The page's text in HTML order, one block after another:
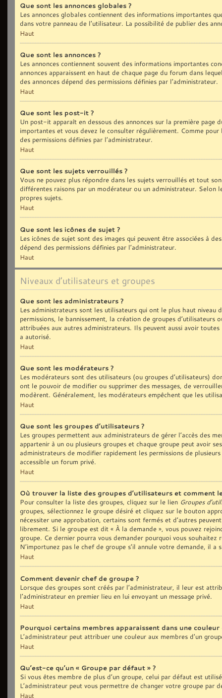
Que sont les annonces globales ?
Les annonces globales contiennent des informations importantes
dans votre panneau de l’utilisateur. La possibilité de publier des
Haut
Que sont les annonces ?
Les annonces contiennent souvent des informations importantes
annonces apparaissent en haut de chaque page du forum dans
des annonces dépend des permissions définies par l’administrateur.
Haut
Que sont les post-it ?
Un post-it apparaît en dessous des annonces sur la première
importantes et vous devez le consulter régulièrement. Comme
des permissions définies par l’administrateur.
Haut
Que sont les sujets verrouillés ?
Vous ne pouvez plus répondre dans les sujets verrouillés et tout
différentes raisons par un modérateur ou un administrateur. Selon
propres sujets.
Haut
Que sont les icônes de sujet ?
Les icônes de sujet sont des images qui peuvent être associées à
dépend des permissions définies par l’administrateur.
Haut
Niveaux d’utilisateurs et groupes
Que sont les administrateurs ?
Les administrateurs sont les utilisateurs qui ont le plus haut
permissions, le bannissement, la création de groupes
attribuées aux autres administrateurs. Ils peuvent aussi avoir
a autorisé.
Haut
Que sont les modérateurs ?
Les modérateurs sont des utilisateurs (ou groupes d’utilisateurs)
ont le pouvoir de modifier ou supprimer des messages, de
modèrent. Généralement, les modérateurs empêchent que les
Haut
Que sont les groupes d’utilisateurs ?
Les groupes permettent aux administrateurs de gérer l’accès des
appartenir à un ou plusieurs groupes et chaque groupe peut avoir
administrateurs de modifier rapidement les permissions de
accessible un forum privé.
Haut
Où trouver la liste des groupes d’utilisateurs et comment
Pour consulter la liste des groupes, cliquez sur le lien Groupes
groupes, sélectionnez le groupe désiré et cliquez sur le bouton
nécessiter une approbation, certains sont fermés et d’autres
librement. Si le groupe est dit « À la demande », vous pouvez
groupe. Ce dernier pourra vous demander pourquoi vous
N’importunez pas le chef de groupe s’il annule votre demande, il a
Haut
Comment devenir chef de groupe ?
Lorsque des groupes sont créés par l’administrateur, il leur est
l’administrateur en premier lieu en lui envoyant un message privé.
Haut
Pourquoi certains membres apparaissent dans une
L’administrateur peut attribuer une couleur aux membres d’un
Haut
Qu’est-ce qu’un « Groupe par défaut » ?
Si vous êtes membre de plus d’un groupe, celui par défaut est
L’administrateur peut vous permettre de changer votre groupe par
Haut